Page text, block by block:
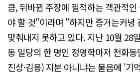
큼, 뒤바뀐 주장에 필적하는 객관적
야 할 것"이라며 "하지만 증거는커녕
맞춰내지 못하고 있다. 지난 10월 28
동 일당의 한 명인 정영학마저 천화
진상·김용) 지분 아니냐는 물음에 '기